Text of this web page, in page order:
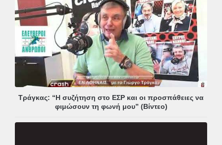
Τράγκας: “Η συζήτηση στο ΕΣΡ και οι προσπάθειες να
φιμώσουν τη φωνή μου” (Βίντεο)